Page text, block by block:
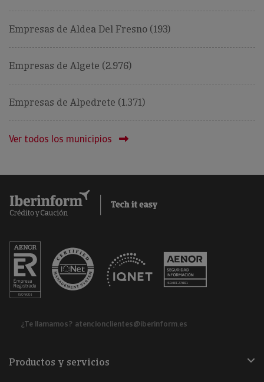
Empresas de Aldea Del Fresno (193)
Empresas de Algete (2.976)
Empresas de Alpedrete (1.371)
Ver todos los municipios
¿Te llamamos? atencionclientes@iberinform.es
Productos y servicios